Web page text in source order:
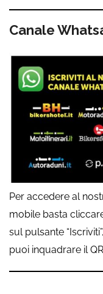
Canale
Per accedere al
mobile basta
sul pulsante
puoi inquadrare il